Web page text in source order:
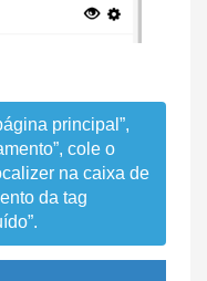
principal”,
cole o
na caixa de
da tag